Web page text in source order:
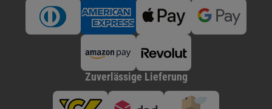
Zuverlässige Lieferung